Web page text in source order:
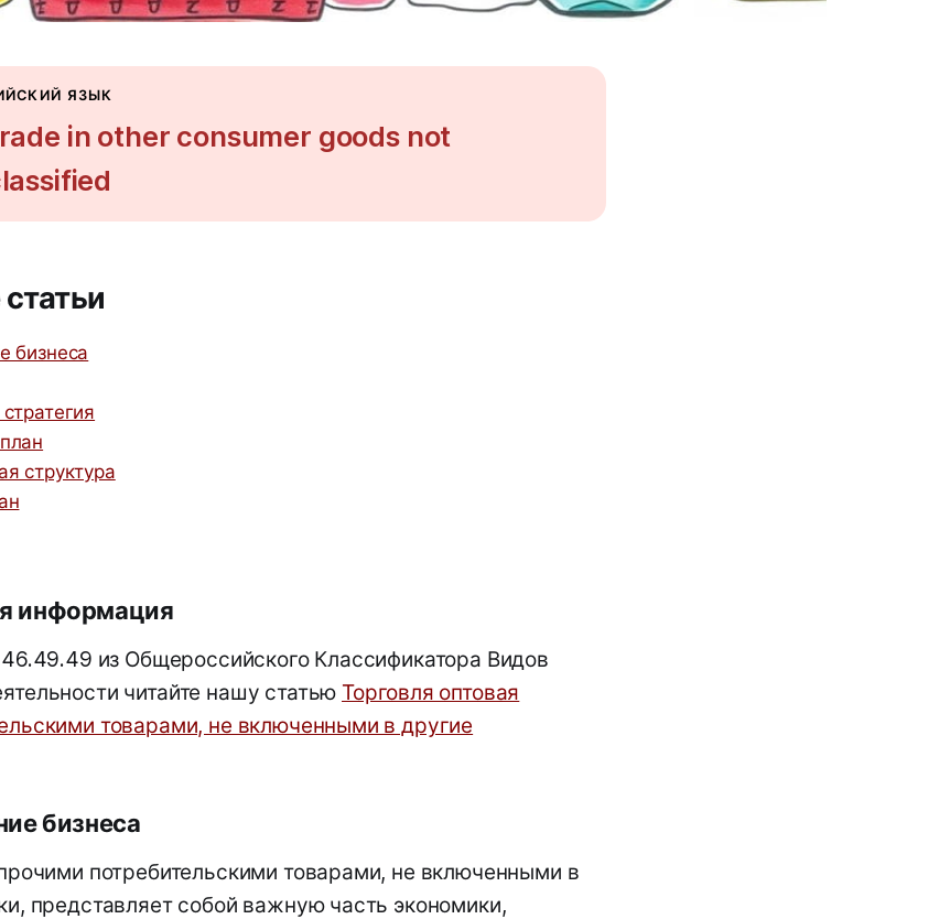
ЯЗЫК
in other consumer goods not
бизнеса
структура
информация
из Общероссийского Классификатора Видов
читайте нашу статью Торговля оптовая
товарами, не включенными в другие
бизнеса
потребительскими товарами, не включенными в
представляет собой важную часть экономики,